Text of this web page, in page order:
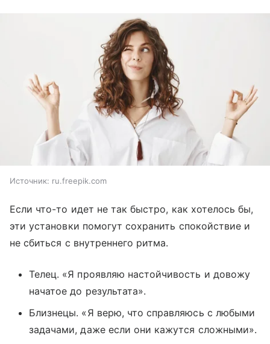
Источник: ru.freepik.com
Если что-то идет не так быстро, как хотелось бы,
эти установки помогут сохранить спокойствие и
не сбиться с внутреннего ритма.
Телец. «Я проявляю настойчивость и довожу
начатое до результата».
Близнецы. «Я верю, что справляюсь с любыми
задачами, даже если они кажутся сложными».